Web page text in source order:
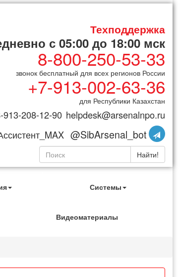
Техподдержка
с 05:00 до 18:00 мск
8-800-250-53-33
звонок бесплатный для всех регионов России
+7-913-002-63-36
для Республики Казахстан
913-208-12-90 helpdesk@arsenalnpo.ru
@SibArsenal_bot
Найти!
Системы
Видеоматериалы